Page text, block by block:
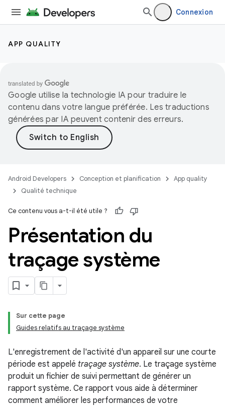
Connexion
APP QUALITY
Google utilise la technologie IA pour traduire le
contenu dans votre langue préférée. Les traductions
générées par IA peuvent contenir des erreurs.
Android Developers Conception et planification
App quality
Qualité technique
Ce contenu vous a-t-il été utile ?
Présentation du
traçage système
Sur cette page
Guides relatifs au traçage système
L'enregistrement de l'activité d'un appareil sur une courte
période est appelé traçage système. Le traçage système
produit un fichier de suivi permettant de générer un
rapport système. Ce rapport vous aide à déterminer
comment améliorer les performances de votre